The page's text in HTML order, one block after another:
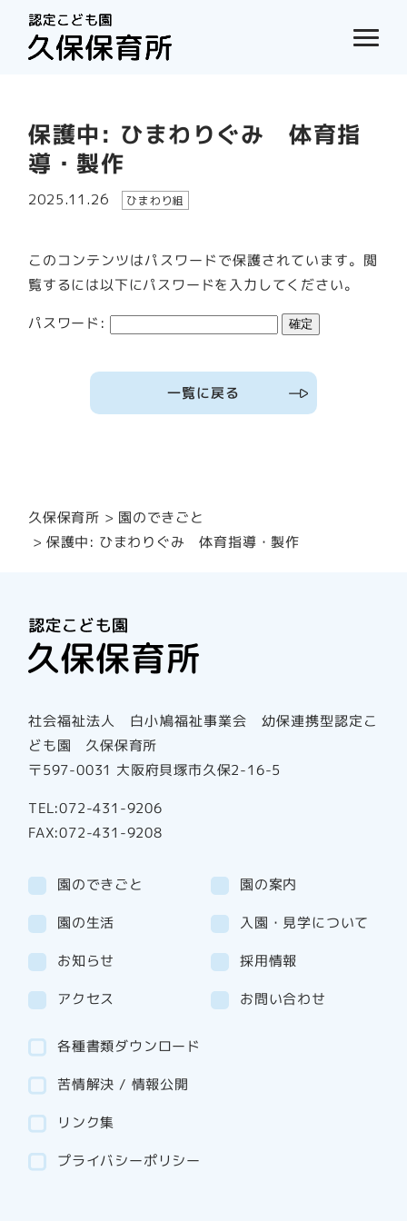
保護中: ひまわりぐみ 体育指
導・製作
2025.11.26 ひまわり組
このコンテンツはパスワードで保護されています。閲
覧するには以下にパスワードを入力してください。
パスワード:
一覧に戻る
久保保育所 園のできごと
保護中: ひまわりぐみ 体育指導・製作
社会福祉法人 白小鳩福祉事業会 幼保連携型認定こ
ども園 久保保育所
〒597-0031 大阪府貝塚市久保2-16-5
TEL:072-431-9206
FAX:072-431-9208
園のできごと 園の案内
園の生活 入園・見学について
お知らせ
採用情報
アクセス
お問い合わせ
各種書類ダウンロード
苦情解決 / 情報公開
リンク集
プライバシーポリシー